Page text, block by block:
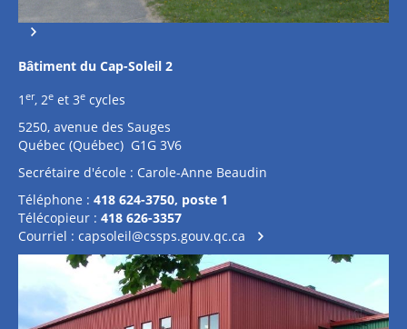
Bâtiment du Cap-Soleil 2
1 er, 2e et 3e cycles
5250, avenue des Sauges
Québec (Québec) G1G 3V6
Secrétaire d'école : Carole-Anne Beaudin
Téléphone : 418 624-3750, poste 1
Télécopieur : 418 626-3357
Courriel : capsoleil@cssps.gouv.qc.ca